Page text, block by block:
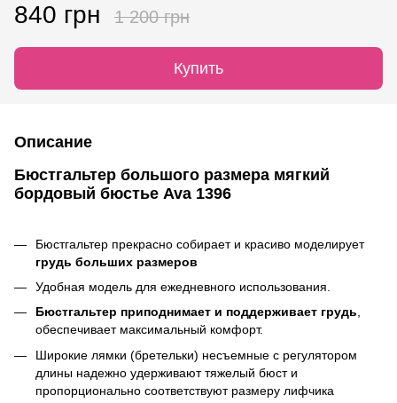
840 грн 1 200 грн
Купить
Описание
Бюстгальтер большого размера мягкий
бордовый бюстье Ava 1396
Бюстгальтер прекрасно собирает и красиво моделирует
грудь больших размеров
Удобная модель для ежедневного использования.
Бюстгальтер приподнимает и поддерживает грудь,
обеспечивает максимальный комфорт.
Широкие лямки (бретельки) несъемные с регулятором
длины надежно удерживают тяжелый бюст и
пропорционально соответствуют размеру лифчика